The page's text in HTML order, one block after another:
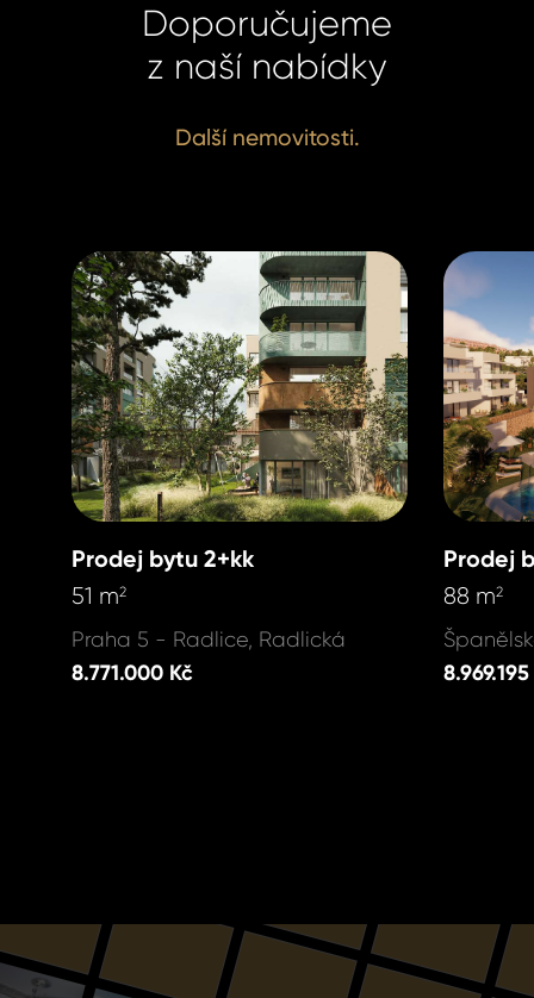
Doporučujeme
z naší nabídky
Další nemovitosti.
Prodej bytu 2+kk
51 m2
Praha 5 - Radlice, Radlická
8.771.000 Kč
Prodej
88 m2